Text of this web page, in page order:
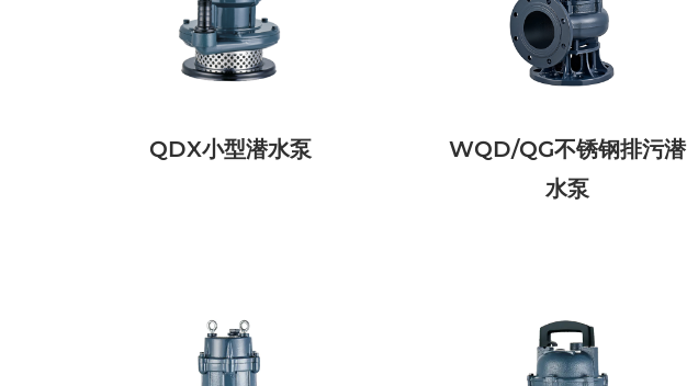
QDX小型潜水泵
WQD/QG不锈钢排污潜
水泵